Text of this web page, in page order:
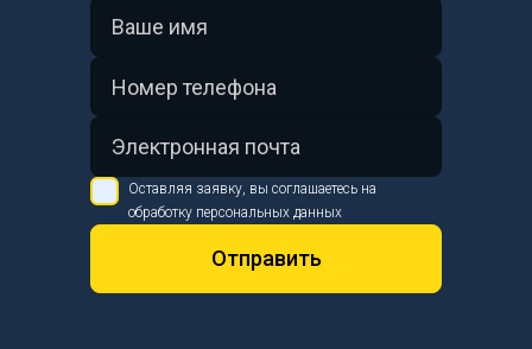
Оставляя заявку, вы соглашаетесь на
обработку персональных данных
Отправить